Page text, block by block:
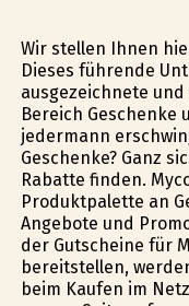
Wir stellen Ihnen
Dieses führende
ausgezeichnete
Bereich Geschenke
jedermann
Geschenke? Ganz
Rabatte finden.
Produktpalette an
Angebote und
der Gutscheine für
bereitstellen,
beim Kaufen im